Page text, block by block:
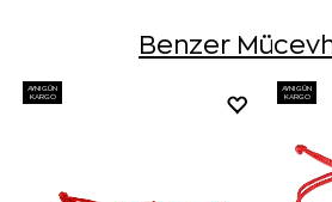
Benzer
AYNI GÜN
KARGO
AYNI GÜN
KARGO